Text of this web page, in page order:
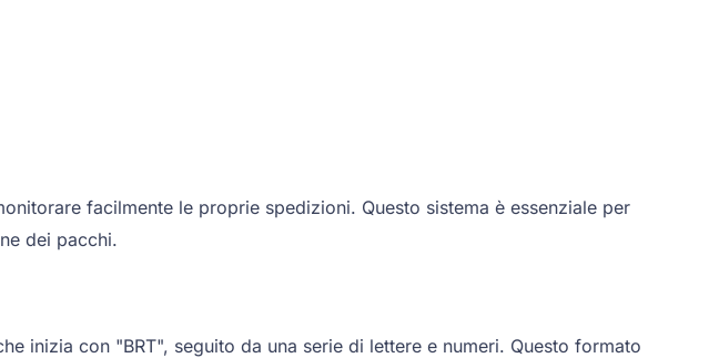
facilmente le proprie spedizioni. Questo sistema è essenziale per
dei pacchi.
inizia con "BRT", seguito da una serie di lettere e numeri. Questo formato